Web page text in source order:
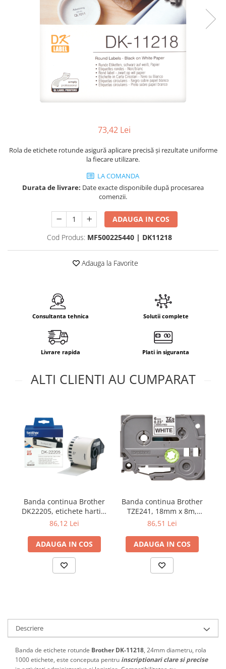
Plicuri de carton
Pungi si sacose
Pungi coloane de aer
Separatoare carton si coltare73,42 Lei
Rola de etichete rotunde asigură aplicare precisă și rezultate uniforme
la fiecare utilizare.
LA COMANDA
Durata de livrare: Date exacte disponibile după procesarea
comenzii.
ADAUGA IN COS
Cod Produs: MF500225440 | DK11218
Adauga la Favorite
Consultanta tehnica Solutii complete
Livrare rapida Plati in siguranta
ALTI CLIENTI AU CUMPARAT
Banda continua Brother
DK22205, etichete hartie,
62mm, 30.48m
86,12 Lei
ADAUGA IN COS
Banda continua Brother
TZE241, 18mm x 8m,
laminata pentru aparat
imprimanta
86,51 Lei
ADAUGA IN COS
Descriere
Banda de etichete rotunde Brother DK-11218, 24mm diametru, rola
1000 etichete, este conceputa pentru inscriptionari clare si precise